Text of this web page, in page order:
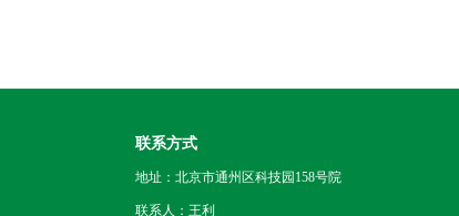
联系方式
地址：北京市通州区科技园158号院
联系人：王利